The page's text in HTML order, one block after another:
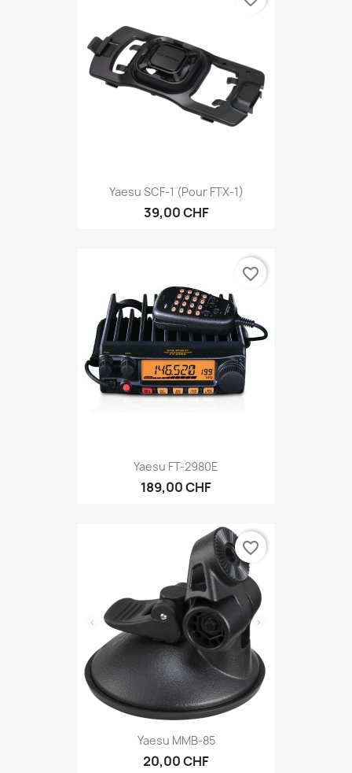
Yaesu SCF-1 (Pour FTX-1)
39,00 CHF
Yaesu FT-2980E
189,00 CHF
favorite_border
Yaesu MMB-85
20,00 CHF
favorite_border